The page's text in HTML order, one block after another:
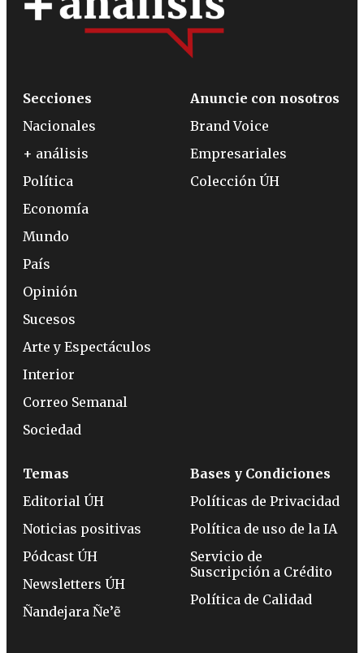
Secciones
Nacionales
+ análisis
Política
Economía
Mundo
País
Opinión
Sucesos
Arte y Espectáculos
Interior
Correo Semanal
Sociedad
Anuncie con nosotros
Brand Voice
Empresariales
Colección ÚH
Temas
Editorial ÚH
Noticias positivas
Pódcast ÚH
Newsletters ÚH
Ñandejara Ñe’ẽ
Bases y Condiciones
Políticas de Privacidad
Política de uso de la IA
Servicio de
Suscripción a Crédito
Política de Calidad